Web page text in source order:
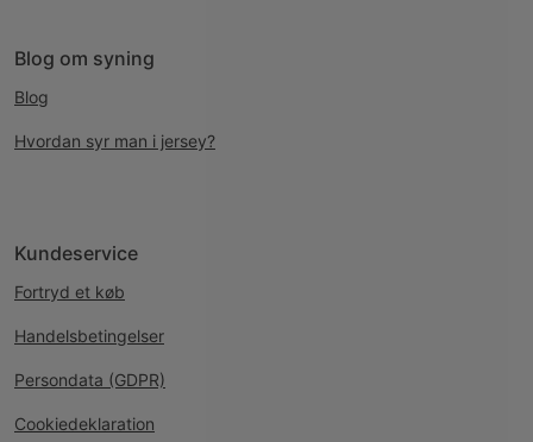
Blog om syning
Blog
Hvordan syr man i jersey?
Kundeservice
Fortryd et køb
Handelsbetingelser
Persondata (GDPR)
Cookiedeklaration